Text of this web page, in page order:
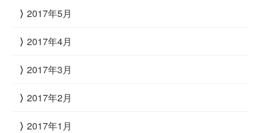
2017年5月
2017年4月
2017年3月
2017年2月
2017年1月